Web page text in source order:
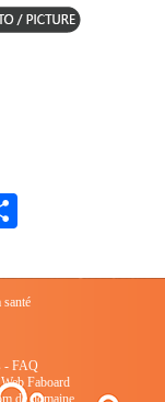
- FAQ
Faboard
de domaine